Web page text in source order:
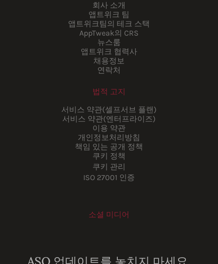
회사 소개
앱트위크 팀
앱트위크팀의 테크 스택
AppTweak의 CRS
뉴스룸
앱트위크 협력사
채용정보
연락처
법적 고지
서비스 약관(셀프서브 플랜)
서비스 약관(엔터프라이즈)
이용 약관
개인정보처리방침
책임 있는 공개 정책
쿠키 정책
쿠키 관리
ISO 27001 인증
소셜 미디어